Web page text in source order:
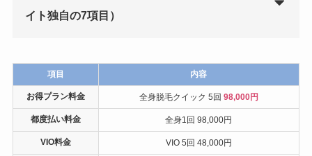
イト独自の7項目）
項目 内容
お得プラン料金 全身脱毛クイック 5回 98,000円
都度払い料金 全身1回 98,000円
VIO料金 VIO 5回 48,000円